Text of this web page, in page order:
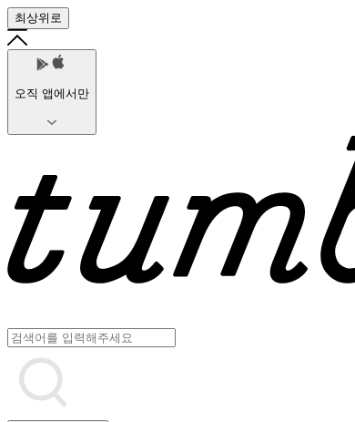
최상위로
오직 앱에서만